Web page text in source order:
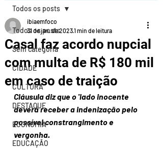
Todos os posts
Sem categoria
CIDADE
CULTURA
DESTAQUE
ECONOMIA
EDUCAÇÃO
Todos os posts
Casal faz acordo nupcial
com multa de R$ 180 mil
em caso de traição
ibiaemfoco
31 de jan. de 20231 min de leitura
Cláusula diz que o 'lado inocente
deverá receber a indenização pelo
possível constrangimento e
vergonha.